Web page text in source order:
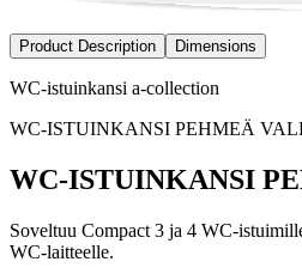
Product Description Dimensions
WC-istuinkansi a-collection
WC-ISTUINKANSI PEHMEÄ
WC-ISTUINKANSI
Soveltuu Compact 3 ja 4 WC-
WC-laitteelle.